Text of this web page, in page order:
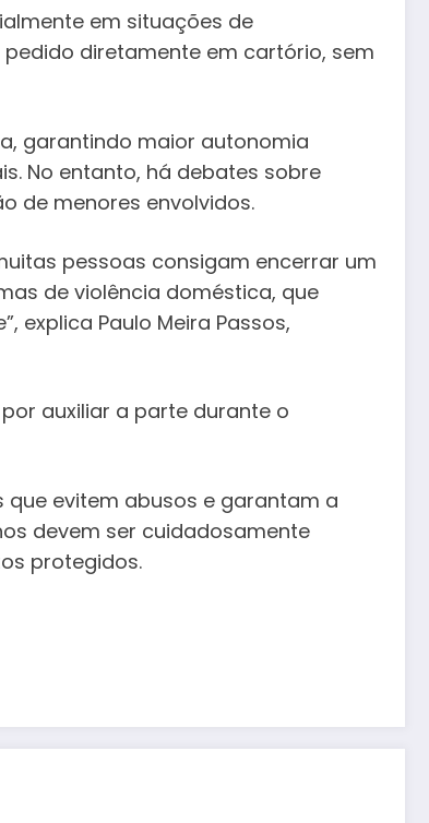
em situações de
diretamente em cartório, sem
garantindo maior autonomia
No entanto, há debates sobre
de menores envolvidos.
pessoas consigam encerrar um
de violência doméstica, que
explica Paulo Meira Passos,
auxiliar a parte durante o
evitem abusos e garantam a
devem ser cuidadosamente
protegidos.